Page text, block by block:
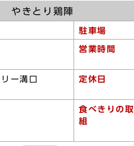
やきとり鶏陣
駐車場
営業時間
ー溝口
定休日
食べきりの取
組